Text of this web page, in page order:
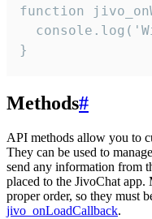
function
}
Methods#
API methods allow you to
They can be used to
send any information from
placed to the JivoChat app.
proper order, so they must
jivo_onLoadCallback.